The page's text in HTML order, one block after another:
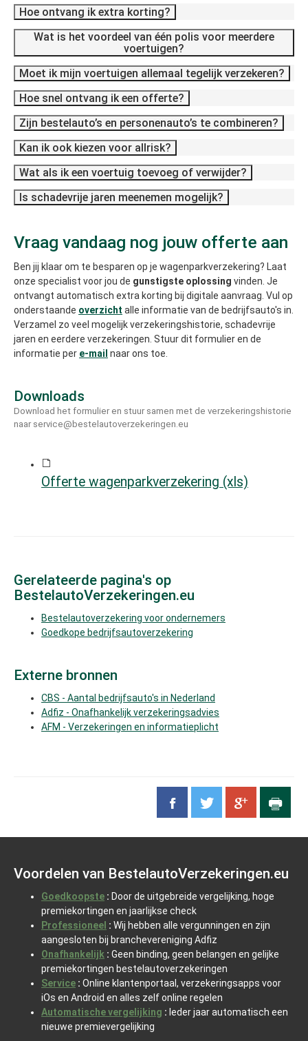
Hoe ontvang ik extra korting?
Wat is het voordeel van één polis voor meerdere
voertuigen?
Moet ik mijn voertuigen allemaal tegelijk verzekeren?
Hoe snel ontvang ik een offerte?
Zijn bestelauto’s en personenauto’s te combineren?
Kan ik ook kiezen voor allrisk?
Wat als ik een voertuig toevoeg of verwijder?
Is schadevrije jaren meenemen mogelijk?
Vraag vandaag nog jouw offerte aan
Ben jij klaar om te besparen op je wagenparkverzekering? Laat
onze specialist voor jou de gunstigste oplossing vinden. Je
ontvangt automatisch extra korting bij digitale aanvraag. Vul op
onderstaande overzicht alle informatie van de bedrijfsauto's in.
Verzamel zo veel mogelijk verzekeringshistorie, schadevrije
jaren en eerdere verzekeringen. Stuur dit formulier en de
informatie per e-mail naar ons toe.
Downloads
Download het formulier en stuur samen met de verzekeringshistorie
naar service@bestelautoverzekeringen.eu
Offerte wagenparkverzekering (xls)
Gerelateerde pagina's op
BestelautoVerzekeringen.eu
Bestelautoverzekering voor ondernemers
Goedkope bedrijfsautoverzekering
Externe bronnen
CBS - Aantal bedrijfsauto's in Nederland
Adfiz - Onafhankelijk verzekeringsadvies
AFM - Verzekeringen en informatieplicht
Voordelen van BestelautoVerzekeringen.eu
Goedkoopste : Door de uitgebreide vergelijking, hoge
premiekortingen en jaarlijkse check
Professioneel : Wij hebben alle vergunningen en zijn
aangesloten bij branchevereniging Adfiz
Onafhankelijk : Geen binding, geen belangen en gelijke
premiekortingen bestelautoverzekeringen
Service : Online klantenportaal, verzekeringsapps voor
iOs en Android en alles zelf online regelen
Automatische vergelijking : Ieder jaar automatisch een
nieuwe premievergelijking